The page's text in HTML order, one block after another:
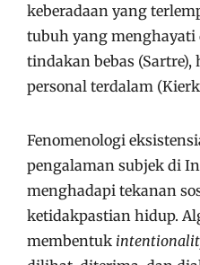
keberadaan yang
tubuh yang menghayati
tindakan bebas
personal terdalam
Fenomenologi
pengalaman subjek di
menghadapi tekanan
ketidakpastian hidup.
membentuk